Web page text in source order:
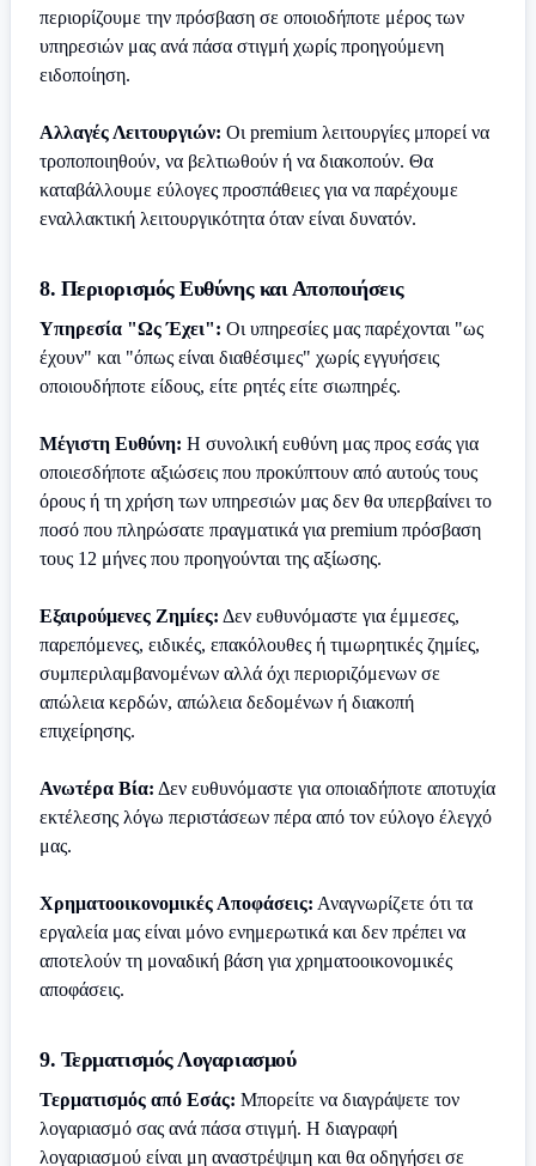
περιορίζουμε την πρόσβαση σε οποιοδήποτε μέρος των
υπηρεσιών μας ανά πάσα στιγμή χωρίς προηγούμενη
ειδοποίηση.
Αλλαγές Λειτουργιών: Οι premium λειτουργίες μπορεί να
τροποποιηθούν, να βελτιωθούν ή να διακοπούν. Θα
καταβάλλουμε εύλογες προσπάθειες για να παρέχουμε
εναλλακτική λειτουργικότητα όταν είναι δυνατόν.
8. Περιορισμός Ευθύνης και Αποποιήσεις
Υπηρεσία "Ως Έχει": Οι υπηρεσίες μας παρέχονται "ως
έχουν" και "όπως είναι διαθέσιμες" χωρίς εγγυήσεις
οποιουδήποτε είδους, είτε ρητές είτε σιωπηρές.
Μέγιστη Ευθύνη: Η συνολική ευθύνη μας προς εσάς για
οποιεσδήποτε αξιώσεις που προκύπτουν από αυτούς τους
όρους ή τη χρήση των υπηρεσιών μας δεν θα υπερβαίνει το
ποσό που πληρώσατε πραγματικά για premium πρόσβαση
τους 12 μήνες που προηγούνται της αξίωσης.
Εξαιρούμενες Ζημίες: Δεν ευθυνόμαστε για έμμεσες,
παρεπόμενες, ειδικές, επακόλουθες ή τιμωρητικές ζημίες,
συμπεριλαμβανομένων αλλά όχι περιοριζόμενων σε
απώλεια κερδών, απώλεια δεδομένων ή διακοπή
επιχείρησης.
Ανωτέρα Βία: Δεν ευθυνόμαστε για οποιαδήποτε αποτυχία
εκτέλεσης λόγω περιστάσεων πέρα από τον εύλογο έλεγχό
μας.
Χρηματοοικονομικές Αποφάσεις: Αναγνωρίζετε ότι τα
εργαλεία μας είναι μόνο ενημερωτικά και δεν πρέπει να
αποτελούν τη μοναδική βάση για χρηματοοικονομικές
αποφάσεις.
9. Τερματισμός Λογαριασμού
Τερματισμός από Εσάς: Μπορείτε να διαγράψετε τον
λογαριασμό σας ανά πάσα στιγμή. Η διαγραφή
λογαριασμού είναι μη αναστρέψιμη και θα οδηγήσει σε